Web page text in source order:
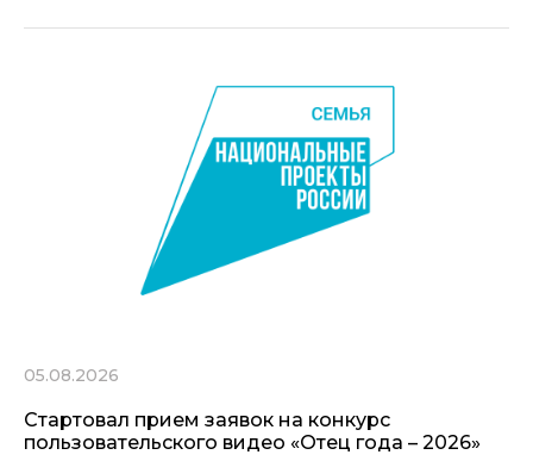
05.08.2026
Стартовал прием заявок на конкурс
пользовательского видео «Отец года – 2026»